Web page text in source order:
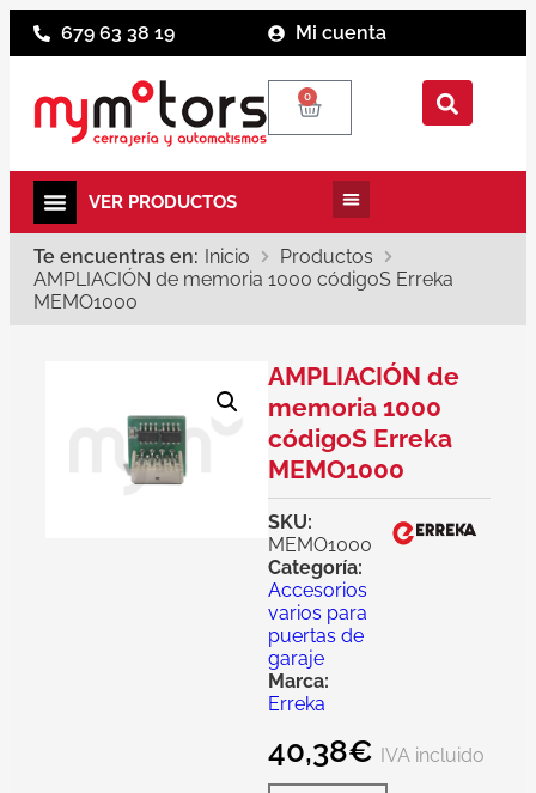
679 63 38 19 Mi cuenta
0
Te encuentras en: Inicio
Productos
AMPLIACIÓN de memoria 1000 códigoS Erreka
MEMO1000
AMPLIACIÓN de
memoria 1000
códigoS Erreka
MEMO1000
SKU:
MEMO1000
Categoría:
Accesorios
varios para
puertas de
garaje
Marca:
Erreka
40,38€ IVA incluido